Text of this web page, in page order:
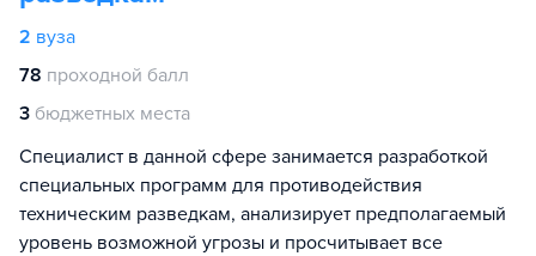
2 вуза
78 проходной балл
3 бюджетных места
Специалист в данной сфере занимается разработкой
специальных программ для противодействия
техническим разведкам, анализирует предполагаемый
уровень возможной угрозы и просчитывает все